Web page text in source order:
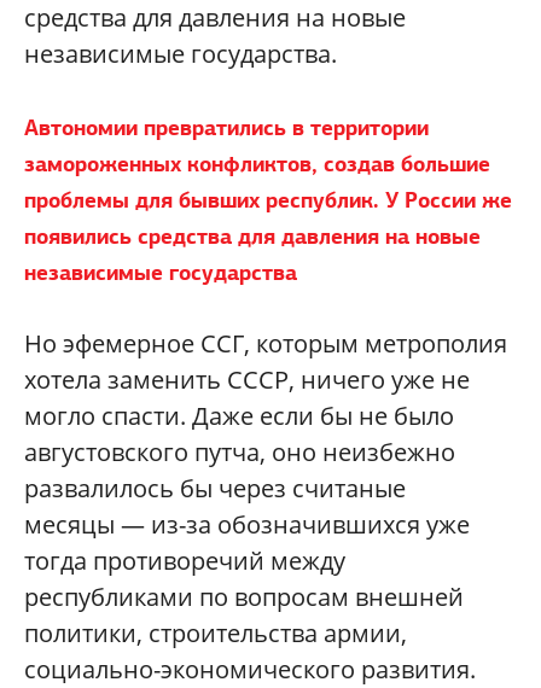
средства для давления на новые
независимые государства.
Автономии превратились в территории
замороженных конфликтов, создав большие
проблемы для бывших республик. У России же
появились средства для давления на новые
независимые государства
Но эфемерное ССГ, которым метрополия
хотела заменить СССР, ничего уже не
могло спасти. Даже если бы не было
августовского путча, оно неизбежно
развалилось бы через считаные
месяцы — из-за обозначившихся уже
тогда противоречий между
республиками по вопросам внешней
политики, строительства армии,
социально-экономического развития.